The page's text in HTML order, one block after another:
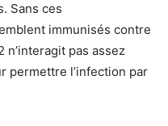
Sans ces
immunisés contre
n’interagit pas assez
permettre l’infection par